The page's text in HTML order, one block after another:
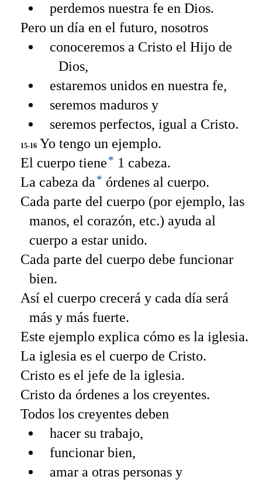
perdemos nuestra fe en Dios.
Pero un día en el futuro, nosotros
conoceremos a Cristo el Hijo de
Dios,
estaremos unidos en nuestra fe,
seremos maduros y
seremos perfectos, igual a Cristo.
15-16 Yo tengo un ejemplo.
El cuerpo tiene* 1 cabeza.
La cabeza da * órdenes al cuerpo.
Cada parte del cuerpo (por ejemplo, las
manos, el corazón, etc.) ayuda al
cuerpo a estar unido.
Cada parte del cuerpo debe funcionar
bien.
Así el cuerpo crecerá y cada día será
más y más fuerte.
Este ejemplo explica cómo es la iglesia.
La iglesia es el cuerpo de Cristo.
Cristo es el jefe de la iglesia.
Cristo da órdenes a los creyentes.
Todos los creyentes deben
hacer su trabajo,
funcionar bien,
amar a otras personas y